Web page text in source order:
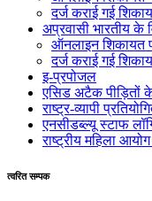
दर्ज कराई गई
अप्रवासी भारतीय के
ऑनलाइन शिकायत
दर्ज कराई गई
इ-प्रपोजल
एसिड अटैक पीड़ितों
राष्ट्र-व्यापी
एनसीडब्ल्यू स्टाफ
राष्ट्रीय महिला
त्वरित सम्पक